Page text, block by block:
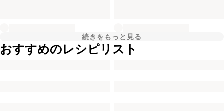
続きをもっと見る
おすすめのレシピリスト